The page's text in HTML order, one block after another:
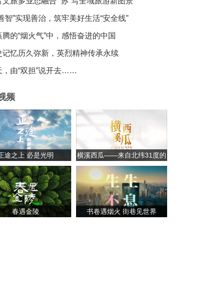
智”实现善治，筑牢美好生活“安全线”
腾的“烟火气”中，感悟奋进的中国
记忆历久弥新，英烈精神传承永续
，由“双担”说开去……
频
途之上 必是光明
横溪西瓜——来自北纬31度的
甘甜
春遇金陵 书卷遇烟火 街巷见世界